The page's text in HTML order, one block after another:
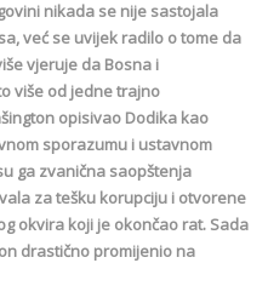
nikada se nije sastojala
već se uvijek radilo o tome da
vjeruje da Bosna i
više od jedne trajno
opisivao Dodika kao
sporazumu i ustavnom
ga zvanična saopštenja
za tešku korupciju i otvorene
okvira koji je okončao rat. Sada
drastično promijenio na